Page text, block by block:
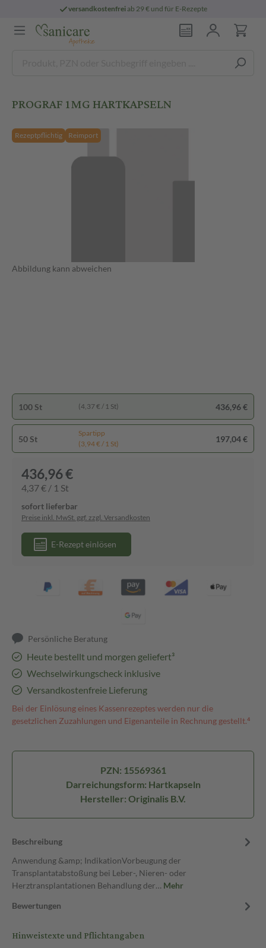
versandkostenfreiab 29 € und für E-Rezepte
PROGRAF 1MG HARTKAPSELN
Rezeptpflichtig Reimport
Abbildung kann abweichen
100 St (4,37 € / 1 St) 436,96 €
50 St
Spartipp
(3,94 € / 1 St)
197,04 €
436,96 €
4,37 € / 1 St
sofort lieferbar
Preise inkl. MwSt. ggf. zzgl. Versandkosten
E-Rezept einlösen
Persönliche Beratung
Heute bestellt und morgen geliefert³
Wechselwirkungscheck inklusive
Versandkostenfreie Lieferung
Bei der Einlösung eines Kassenrezeptes werden nur die
gesetzlichen Zuzahlungen und Eigenanteile in Rechnung gestellt.⁴
PZN: 15569361
Darreichungsform: Hartkapseln
Hersteller: Originalis B.V.
Beschreibung
Anwendung &amp; IndikationVorbeugung der
Transplantatabstoßung bei Leber-, Nieren- oder
Herztransplantationen Behandlung der… Mehr
Bewertungen
Hinweistexte und Pflichtangaben